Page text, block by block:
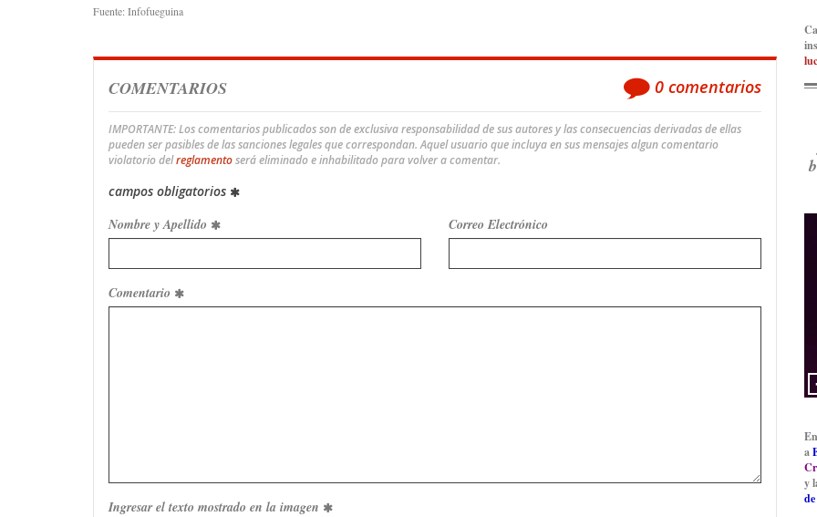
Fuente: Infofueguina
COMENTARIOS 0 comentarios
IMPORTANTE: Los comentarios publicados son de exclusiva responsabilidad de sus autores y las consecuencias derivadas de ellas
pueden ser pasibles de las sanciones legales que correspondan. Aquel usuario que incluya en sus mensajes algun comentario
violatorio delreglamentoserá eliminado e inhabilitado para volver a comentar.
campos obligatorios
Nombre y Apellido Correo Electrónico
Comentario
Ingresar el texto mostrado en la imagen
a
y